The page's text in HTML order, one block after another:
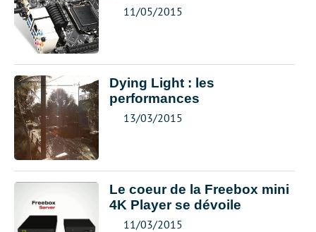
11/05/2015
Dying Light : les
performances
13/03/2015
Le coeur de la Freebox mini
4K Player se dévoile
11/03/2015